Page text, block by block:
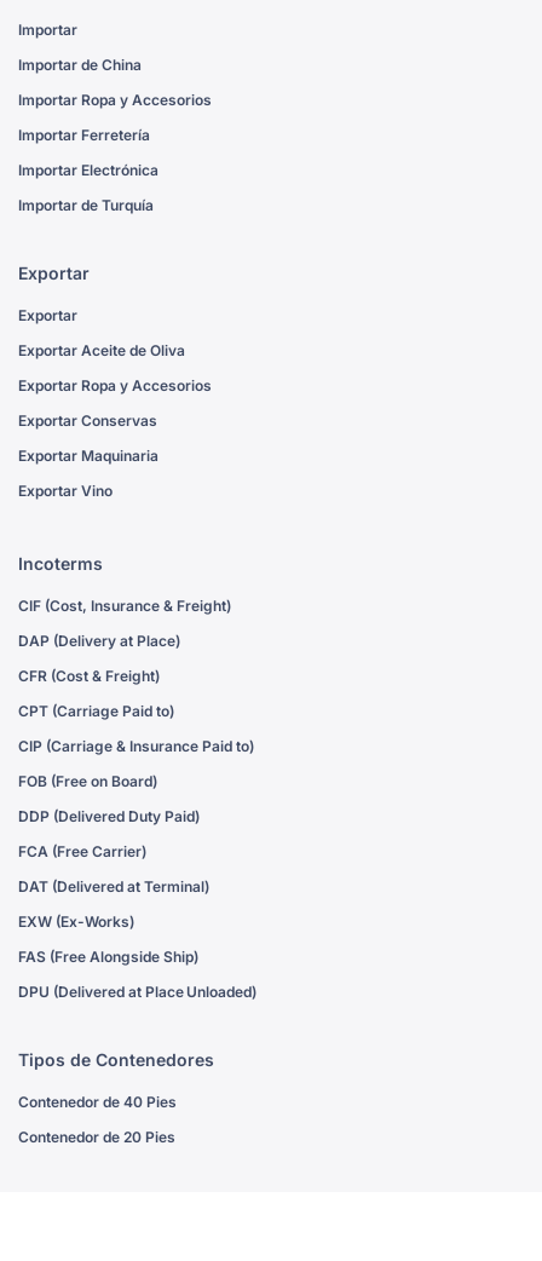
Importar
Importar de China
Importar Ropa y Accesorios
Importar Ferretería
Importar Electrónica
Importar de Turquía
Exportar
Exportar
Exportar Aceite de Oliva
Exportar Ropa y Accesorios
Exportar Conservas
Exportar Maquinaria
Exportar Vino
Incoterms
CIF (Cost, Insurance & Freight)
DAP (Delivery at Place)
CFR (Cost & Freight)
CPT (Carriage Paid to)
CIP (Carriage & Insurance Paid to)
FOB (Free on Board)
DDP (Delivered Duty Paid)
FCA (Free Carrier)
DAT (Delivered at Terminal)
EXW (Ex-Works)
FAS (Free Alongside Ship)
DPU (Delivered at Place Unloaded)
Tipos de Contenedores
Contenedor de 40 Pies
Contenedor de 20 Pies